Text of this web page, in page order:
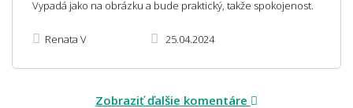
Vypadá jako na obrázku a bude praktický, takže spokojenost.
Renata V 25.04.2024
Zobraziť ďalšie komentáre